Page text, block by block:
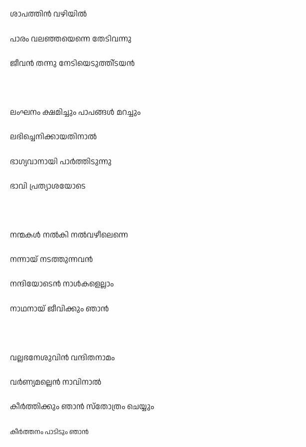
ശാപത്തിൻ വഴിയിൽ
പാരം വലഞ്ഞയെന്നെ തേടിവന്നു
ജീവൻ തന്നു നേടിയെടുത്തി്ടയൻ
ലംഘനം ക്ഷമിച്ചും പാപങ്ങൾ മറച്ചും
ലഭിച്ചെനിക്കായതിനാൽ
ഭാഗ്യവാനായി പാർത്തിടുന്നു
ഭാവി പ്രത്യാശയോടെ
നന്മകൾ നൽകി നൽവഴീലെന്നെ
നന്നായ് നടത്തുന്നവൻ
നന്ദിയോടെൻ നാൾകളെല്ലാം
നാഥനായ് ജീവിക്കും ഞാൻ
വല്ലഭനേശുവിൻ വന്ദിതനാമം
വർണ്യമല്ലെൻ നാവിനാൽ
കീർത്തിക്കും ഞാൻ സ്തോത്രം ചെയ്യും
കീർത്തനം പാടിടും ഞാൻ